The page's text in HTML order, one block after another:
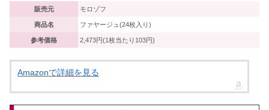
販売元 モロゾフ
商品名 ファヤージュ(24枚入り)
参考価格 2,473円(1枚当たり103円)
Amazonで詳細を見る